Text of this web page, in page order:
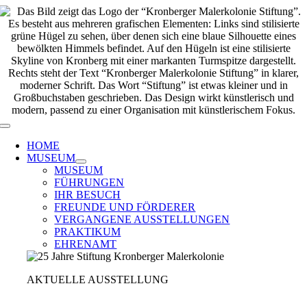
Zum
Inhalt
springen
Toggle
Navigation
HOME
MUSEUM
MUSEUM
FÜHRUNGEN
IHR BESUCH
FREUNDE UND FÖRDERER
VERGANGENE AUSSTELLUNGEN
PRAKTIKUM
EHRENAMT
AKTUELLE AUSSTELLUNG